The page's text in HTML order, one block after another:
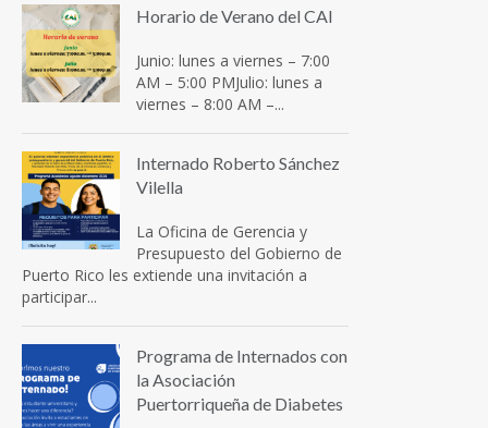
Horario de Verano del CAI
Junio: lunes a viernes – 7:00
AM – 5:00 PMJulio: lunes a
viernes – 8:00 AM –...
Internado Roberto Sánchez
Vilella
La Oficina de Gerencia y
Presupuesto del Gobierno de
Puerto Rico les extiende una invitación a
participar...
Programa de Internados con
la Asociación
Puertorriqueña de Diabetes